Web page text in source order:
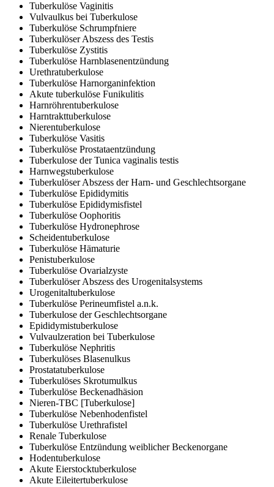
Tuberkulöse Vaginitis
Vulvaulkus bei Tuberkulose
Tuberkulöse Schrumpfniere
Tuberkulöser Abszess des Testis
Tuberkulöse Zystitis
Tuberkulöse Harnblasenentzündung
Urethratuberkulose
Tuberkulöse Harnorganinfektion
Akute tuberkulöse Funikulitis
Harnröhrentuberkulose
Harntrakttuberkulose
Nierentuberkulose
Tuberkulöse Vasitis
Tuberkulöse Prostataentzündung
Tuberkulose der Tunica vaginalis testis
Harnwegstuberkulose
Tuberkulöser Abszess der Harn- und Geschlechtsorgane
Tuberkulöse Epididymitis
Tuberkulöse Epididymisfistel
Tuberkulöse Oophoritis
Tuberkulöse Hydronephrose
Scheidentuberkulose
Tuberkulöse Hämaturie
Penistuberkulose
Tuberkulöse Ovarialzyste
Tuberkulöser Abszess des Urogenitalsystems
Urogenitaltuberkulose
Tuberkulöse Perineumfistel a.n.k.
Tuberkulose der Geschlechtsorgane
Epididymistuberkulose
Vulvaulzeration bei Tuberkulose
Tuberkulöse Nephritis
Tuberkulöses Blasenulkus
Prostatatuberkulose
Tuberkulöses Skrotumulkus
Tuberkulöse Beckenadhäsion
Nieren-TBC [Tuberkulose]
Tuberkulöse Nebenhodenfistel
Tuberkulöse Urethrafistel
Renale Tuberkulose
Tuberkulöse Entzündung weiblicher Beckenorgane
Hodentuberkulose
Akute Eierstocktuberkulose
Akute Eileitertuberkulose